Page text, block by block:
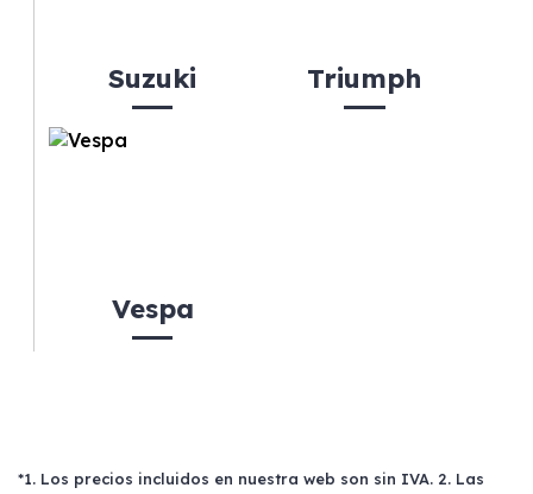
Suzuki Triumph
Vespa
*1. Los precios incluidos en nuestra web son sin IVA. 2. Las